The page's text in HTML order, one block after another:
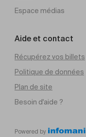
Espace médias
Aide et contact
Récupérez vos billets
Politique de données
Plan de site
Besoin d'aide ?
Powered by